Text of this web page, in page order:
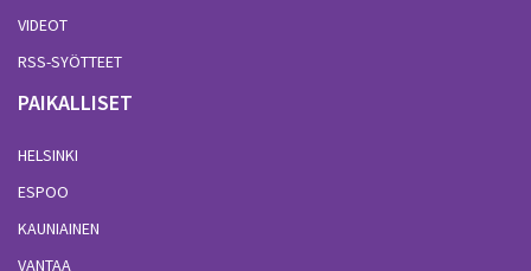
VIDEOT
RSS-SYÖTTEET
PAIKALLISET
HELSINKI
ESPOO
KAUNIAINEN
VANTAA